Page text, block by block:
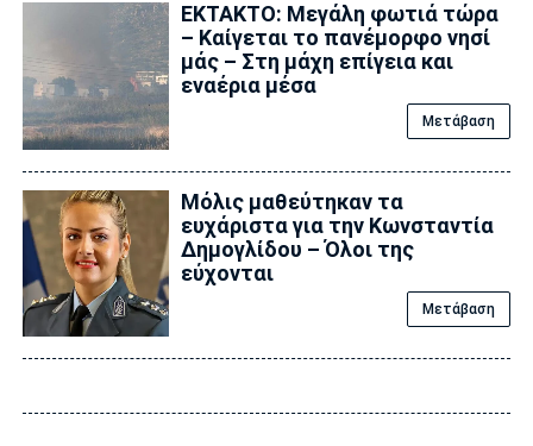
ΕΚΤΑΚΤΟ: Μεγάλη φωτιά τώρα
– Καίγεται το πανέμορφο νησί
μάς – Στη μάχη επίγεια και
εναέρια μέσα
Μετάβαση
Μόλις μαθεύτηκαν τα
ευχάριστα για την Κωνσταντία
Δημογλίδου – Όλοι της
εύχονται
Μετάβαση